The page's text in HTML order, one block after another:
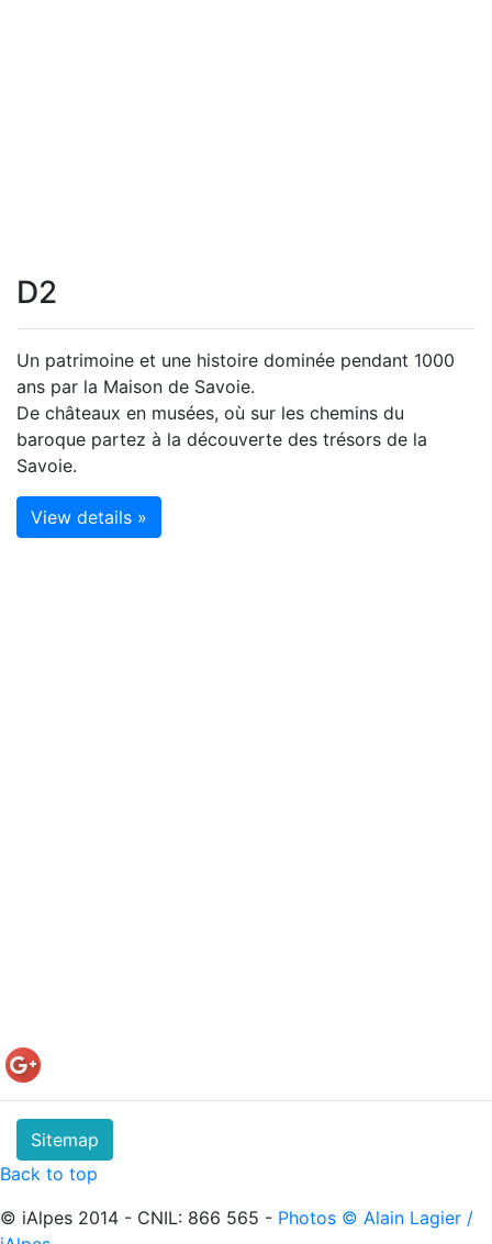
D2
Un patrimoine et une histoire dominée pendant 1000
ans par la Maison de Savoie.
De châteaux en musées, où sur les chemins du
baroque partez à la découverte des trésors de la
Savoie.
View details »
Sitemap
Back to top
© iAlpes 2014 - CNIL: 866 565 - Photos © Alain Lagier /